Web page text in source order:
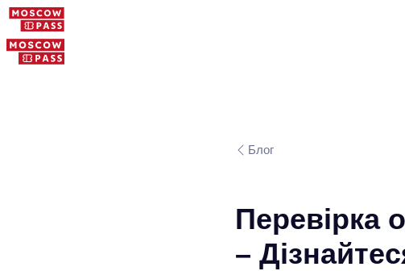
Блог
Перевірка
–